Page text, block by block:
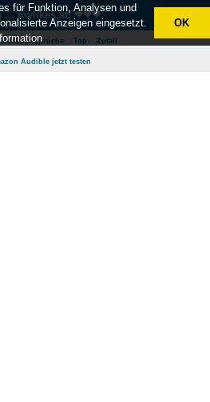
... mylikes.at! ❤❤❤
Beliebte Sprüche Top Zufall
Audible jetzt testen
für Funktion, Analysen und
Anzeigen eingesetzt.
OK